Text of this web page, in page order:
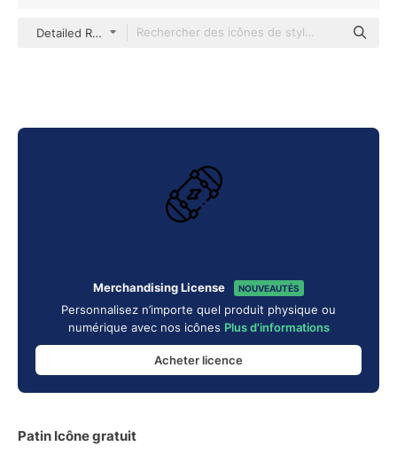
Detailed Rounded Lineal
Merchandising License NOUVEAUTÉS
Personnalisez n’importe quel produit physique ou
numérique avec nos icônes Plus d'informations
Acheter licence
Patin Icône gratuit